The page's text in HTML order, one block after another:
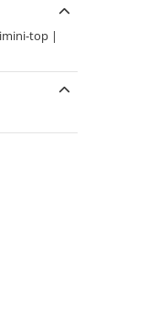
top |